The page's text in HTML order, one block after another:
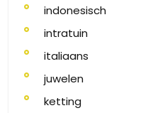
indonesisch
intratuin
italiaans
juwelen
ketting